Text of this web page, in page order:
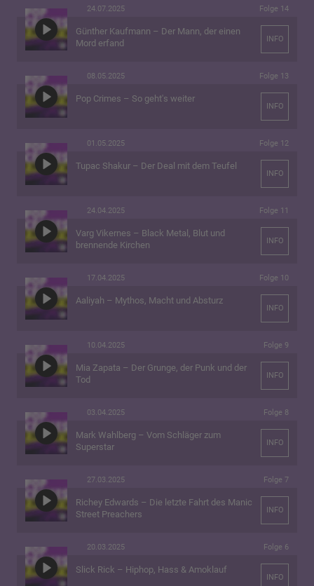
24.07.2025 Folge 14
Günther Kaufmann – Der Mann, der einen
Mord erfand
INFO
08.05.2025 Folge 13
Pop Crimes – So geht's weiter
INFO
01.05.2025 Folge 12
Tupac Shakur – Der Deal mit dem Teufel
INFO
24.04.2025 Folge 11
Varg Vikernes – Black Metal, Blut und
brennende Kirchen
INFO
17.04.2025 Folge 10
Aaliyah – Mythos, Macht und Absturz
INFO
10.04.2025 Folge 9
Mia Zapata – Der Grunge, der Punk und der
Tod
INFO
03.04.2025 Folge 8
Mark Wahlberg – Vom Schläger zum
Superstar
INFO
27.03.2025 Folge 7
Richey Edwards – Die letzte Fahrt des Manic
Street Preachers
INFO
20.03.2025 Folge 6
Slick Rick – Hiphop, Hass & Amoklauf
INFO